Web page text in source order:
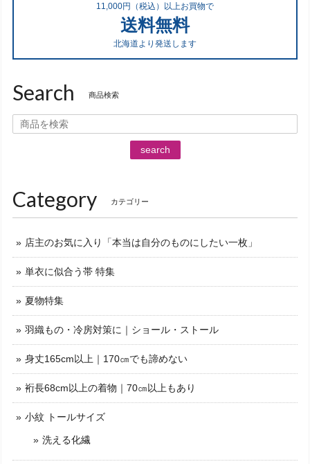
11,000円（税込）以上お買物で
送料無料
北海道より発送します
Search 商品検索
search
Category カテゴリー
店主のお気に入り「本当は自分のものにしたい一枚」
単衣に似合う帯 特集
夏物特集
羽織もの・冷房対策に｜ショール・ストール
身丈165cm以上｜170㎝でも諦めない
裄長68cm以上の着物｜70㎝以上もあり
小紋 トールサイズ
洗える化繊